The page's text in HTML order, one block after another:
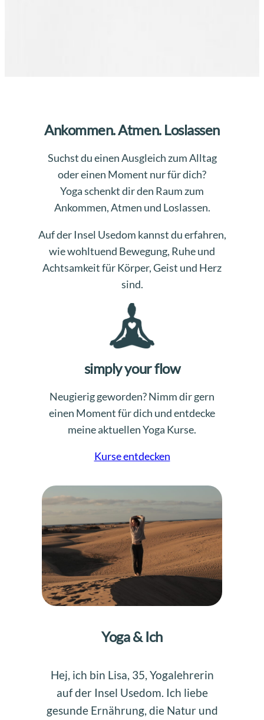
Ankommen. Atmen. Loslassen
Suchst du einen Ausgleich zum Alltag
oder einen Moment nur für dich?
Yoga schenkt dir den Raum zum
Ankommen, Atmen und Loslassen.
Auf der Insel Usedom kannst du erfahren,
wie wohltuend Bewegung, Ruhe und
Achtsamkeit für Körper, Geist und Herz
sind.
simply your flow
Neugierig geworden? Nimm dir gern
einen Moment für dich und entdecke
meine aktuellen Yoga Kurse.
Kurse entdecken
Yoga & Ich
Hej, ich bin Lisa, 35, Yogalehrerin
auf der Insel Usedom. Ich liebe
gesunde Ernährung, die Natur und